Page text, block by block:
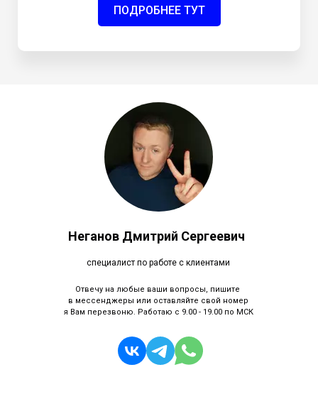
ПОДРОБНЕЕ ТУТ
Отвечу на любые ваши вопросы, пишите
в мессенджеры или оставляйте свой номер
я Вам перезвоню. Работаю с 9.00 - 19.00 по МСК
специалист по работе с клиентами
Неганов Дмитрий Сергеевич